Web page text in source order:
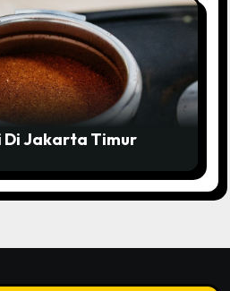
Di Jakarta Timur